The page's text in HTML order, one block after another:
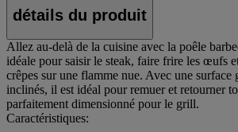
détails du produit
Allez au-delà de la cuisine avec la poêle
idéale pour saisir le steak, faire frire les œufs
crêpes sur une flamme nue. Avec une surface
inclinés, il est idéal pour remuer et retourner
parfaitement dimensionné pour le grill.
Caractéristiques: